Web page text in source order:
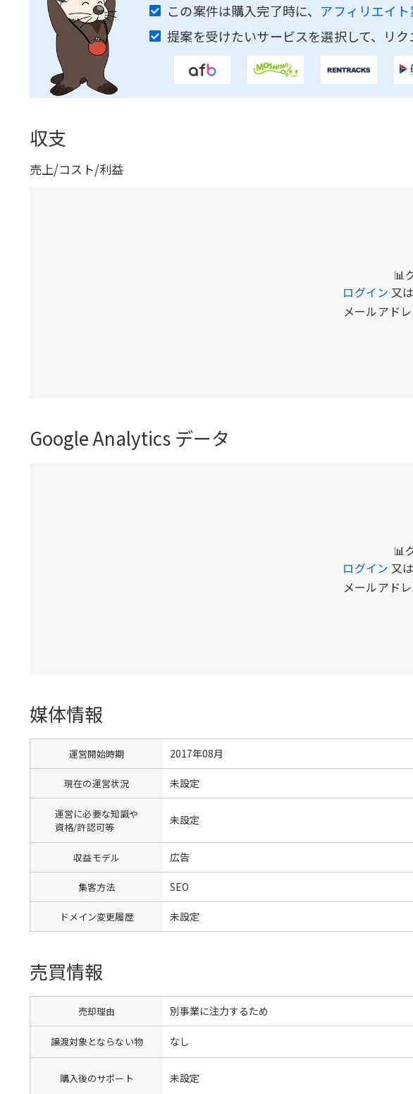
この案件は購入完了時に、 アフィリエイ
提案を受けたいサービスを選択して、リク
収支
売上/コスト/利益
📊
ログイン 又は
メールアド
Google Analytics データ
📊
ログイン 又は
メールアド
媒体情報
運営開始時期 2017年08月
現在の運営状況 未設定
運営に必要な知識や
資格/許認可等
未設定
収益モデル 広告
集客方法 SEO
ドメイン変更履歴 未設定
売買情報
売却理由 別事業に注力するため
譲渡対象とならない物 なし
購入後のサポート 未設定